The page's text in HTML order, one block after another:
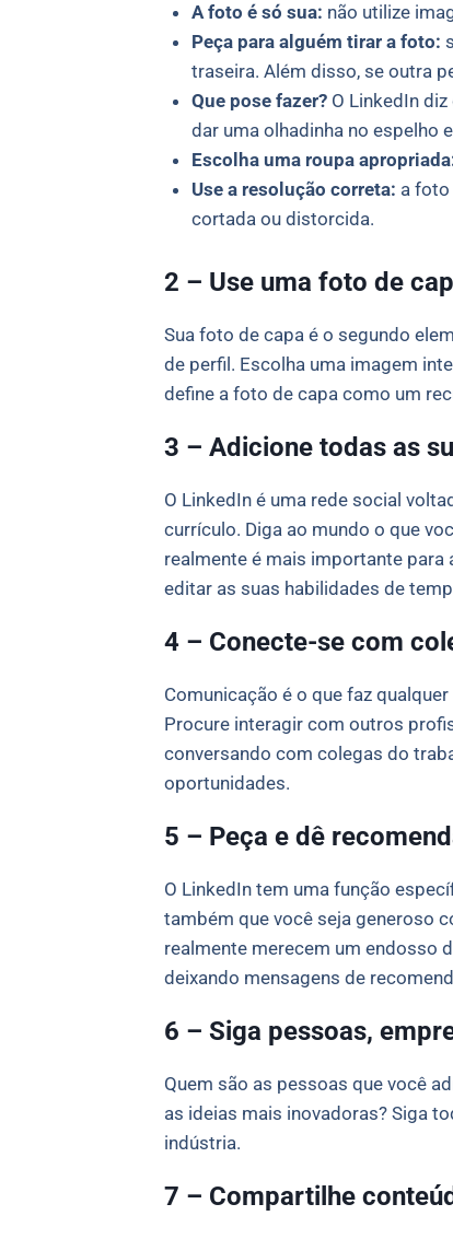
A foto é só sua: não utilize
Peça para alguém tirar a foto:
traseira. Além disso, se outra
Que pose fazer? O LinkedIn
dar uma olhadinha no espelho
Escolha uma roupa
Use a resolução correta: a foto
cortada ou distorcida.
2 – Use uma foto de
Sua foto de capa é o segundo
de perfil. Escolha uma imagem
define a foto de capa como um
3 – Adicione todas as
O LinkedIn é uma rede social
currículo. Diga ao mundo o que
realmente é mais importante para
editar as suas habilidades de
4 – Conecte-se com
Comunicação é o que faz
Procure interagir com outros
conversando com colegas do
oportunidades.
5 – Peça e dê
O LinkedIn tem uma função
também que você seja generoso
realmente merecem um endosso
deixando mensagens de
6 – Siga pessoas,
Quem são as pessoas que você
as ideias mais inovadoras? Siga
indústria.
7 – Compartilhe